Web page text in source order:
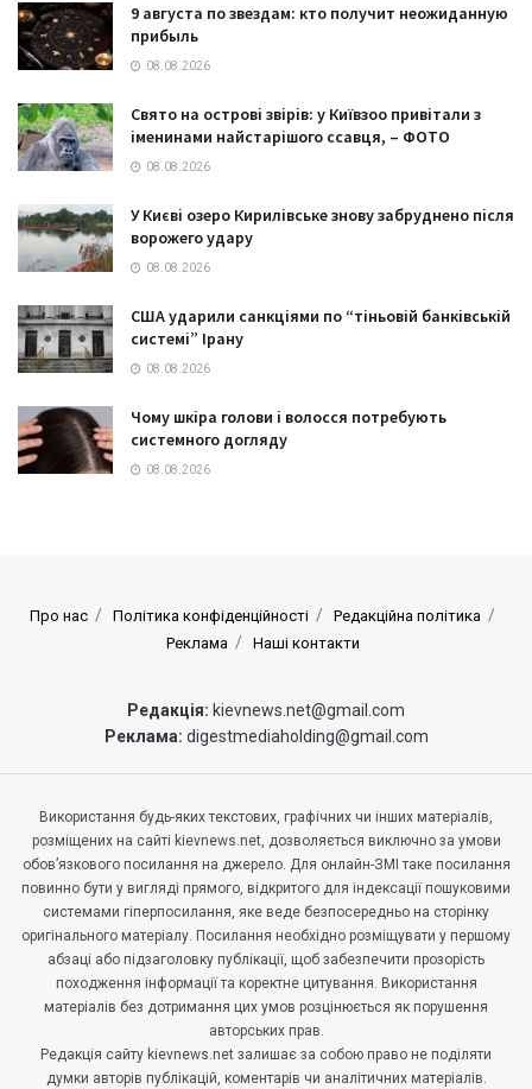
9 августа по звездам: кто получит неожиданную
прибыль
08.08.2026
Свято на острові звірів: у Київзоо привітали з
іменинами найстарішого ссавця, – ФОТО
08.08.2026
У Києві озеро Кирилівське знову забруднено після
ворожего удару
08.08.2026
США ударили санкціями по “тіньовій банківській
системі” Ірану
08.08.2026
Чому шкіра голови і волосся потребують
системного догляду
08.08.2026
Про нас Політика конфіденційності
Редакційна політика
Реклама
Наші контакти
Редакція: kievnews.net@gmail.com
Реклама: digestmediaholding@gmail.com
Використання будь-яких текстових, графічних чи інших матеріалів,
розміщених на сайті kievnews.net, дозволяється виключно за умови
обов’язкового посилання на джерело. Для онлайн-ЗМІ таке посилання
повинно бути у вигляді прямого, відкритого для індексації пошуковими
системами гіперпосилання, яке веде безпосередньо на сторінку
оригінального матеріалу. Посилання необхідно розміщувати у першому
абзаці або підзаголовку публікації, щоб забезпечити прозорість
походження інформації та коректне цитування. Використання
матеріалів без дотримання цих умов розцінюється як порушення
авторських прав.
Редакція сайту kievnews.net залишає за собою право не поділяти
думки авторів публікацій, коментарів чи аналітичних матеріалів.